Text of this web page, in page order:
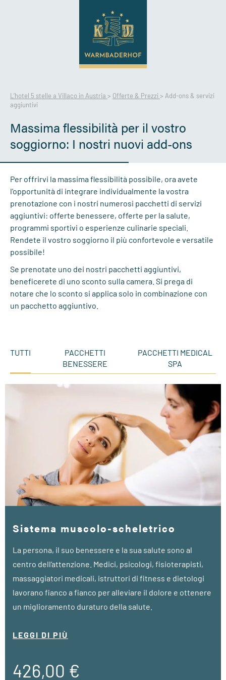
L’hotel 5 stelle a Villaco in Austria > Offerte & Prezzi > Add-ons & servizi
aggiuntivi
Massima flessibilità per il vostro
soggiorno: I nostri nuovi add-ons
Per offrirvi la massima flessibilità possibile, ora avete
l'opportunità di integrare individualmente la vostra
prenotazione con i nostri numerosi pacchetti di servizi
aggiuntivi: offerte benessere, offerte per la salute,
programmi sportivi o esperienze culinarie speciali.
Rendete il vostro soggiorno il più confortevole e versatile
possibile!
Se prenotate uno dei nostri pacchetti aggiuntivi,
beneficerete di uno sconto sulla camera. Si prega di
notare che lo sconto si applica solo in combinazione con
un pacchetto aggiuntivo.
TUTTI
PACCHETTI
BENESSERE
PACCHETTI MEDICAL
SPA
Sistema muscolo-scheletrico
La persona, il suo benessere e la sua salute sono al
centro dell‘attenzione. Medici, psicologi, fisioterapisti,
massaggiatori medicali, istruttori di fitness e dietologi
lavorano fianco a fianco per alleviare il dolore e ottenere
un miglioramento duraturo della salute.
• a partire da 5 notti
• 1 visita medica (30 min.)
• 2 sedute di fisioterapia (25 min.)
LEGGI DI PIÙ
426,00 €